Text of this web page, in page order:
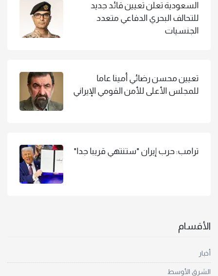
السعودية تعلن تعيين قائد جديد
للتحالف البحري الدفاعي متعدد
الجنسيات
تعيين محسن رضائي أمينا عاما
للمجلس الأعلى للأمن القومي الإيراني
ترامب: حرب إيران "ستنتهي قريبا جدا"
الأقسام
أخبار
الشرق الأوسط